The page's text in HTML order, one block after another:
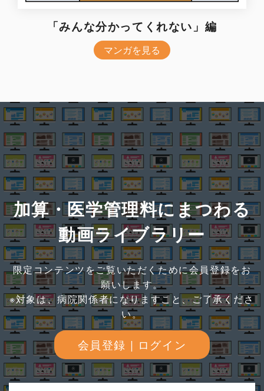
「みんな分かってくれない」編
マンガを見る
加算・医学管理料にまつわる
動画ライブラリー
限定コンテンツをご覧いただくために会員登録をお
願いします。
※対象は、病院関係者になりますこと、ご了承くださ
い。
会員登録 | ログイン